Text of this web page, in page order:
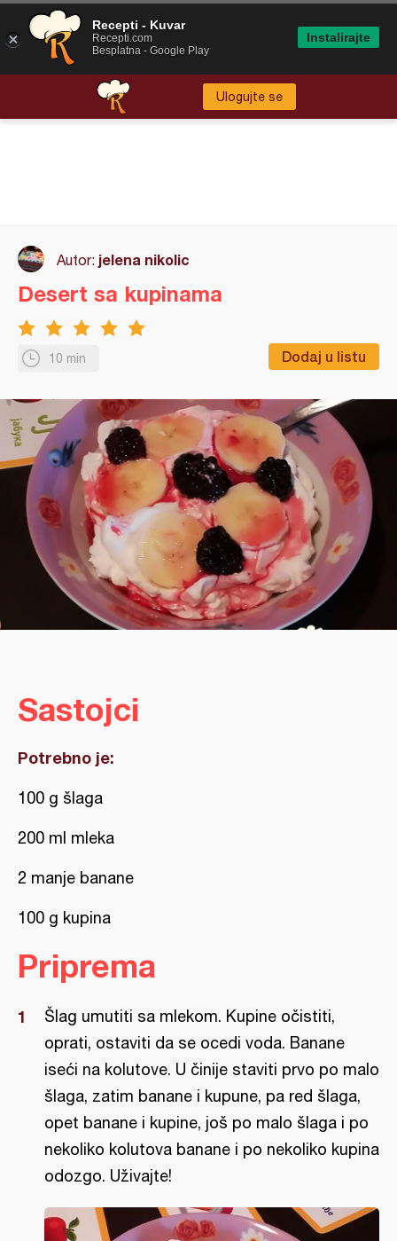
Ulogujte se
Autor: jelena nikolic
10 min Dodaj u listu
Desert sa kupinama
Sastojci
Potrebno je:
100 g šlaga
200 ml mleka
2 manje banane
100 g kupina
Priprema
Šlag umutiti sa mlekom. Kupine očistiti,
oprati, ostaviti da se ocedi voda. Banane
iseći na kolutove. U činije staviti prvo po malo
šlaga, zatim banane i kupune, pa red šlaga,
opet banane i kupine, još po malo šlaga i po
nekoliko kolutova banane i po nekoliko kupina
odozgo. Uživajte!
Recepti - Kuvar
Recepti.com
Besplatna - Google Play
Instalirajte